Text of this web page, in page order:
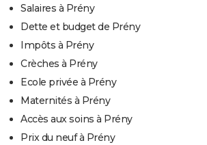
Salaires à Prény
Dette et budget de Prény
Impôts à Prény
Crèches à Prény
Ecole privée à Prény
Maternités à Prény
Accès aux soins à Prény
Prix du neuf à Prény